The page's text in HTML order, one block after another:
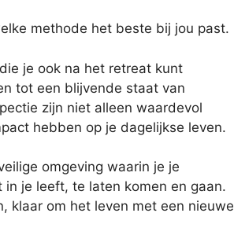
methode het beste bij jou past.
je ook na het retreat kunt
tot een blijvende staat van
zijn niet alleen waardevol
hebben op je dagelijkse leven.
omgeving waarin je je
je leeft, te laten komen en gaan.
klaar om het leven met een nieuwe